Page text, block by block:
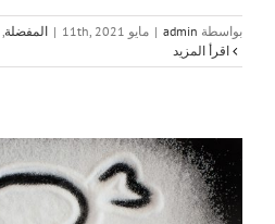
بواسطة admin
| مايو 11th, 2021 | المفضلة,